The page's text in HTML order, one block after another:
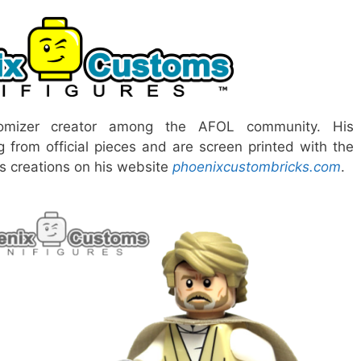
creator among the AFOL community. His
from official pieces and are screen printed with the
creations on his website phoenixcustombricks.com.